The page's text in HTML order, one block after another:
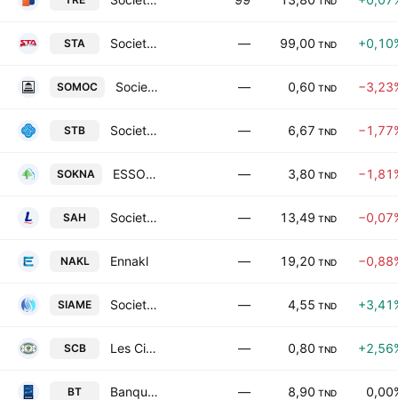
STA Societe Tunisienne d'Automobiles SA — 99,00 TND
SOMOC Societe moderne de ceramique SA — 0,60 TND
STB Societe Tunisienne de Banque — 6,67 TND
SOKNA ESSOUKNA Societe Anonyme — 3,80 TND
SAH Societe d'Articles Hygieniques SA — 13,49 TND
NAKL Ennakl — 19,20 TND
SIAME Societe Industrielle d'Appareillage et de Materiels Electriques SA — 4,55 TND
SCB Les Ciments de Bizerte SA — 0,80 TND
BT Banque de Tunisie SA — 8,90 TND